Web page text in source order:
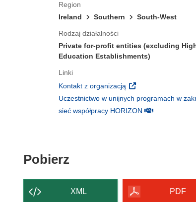
Region
Ireland
Southern South-West
Rodzaj działalności
Private for-profit entities (excluding
Education Establishments)
Linki
Kontakt z organizacją (odnośnik otworzy
Uczestnictwo w unijnych programach w
sieć współpracy HORIZON(odnośnik
Pobierz
XML PDF